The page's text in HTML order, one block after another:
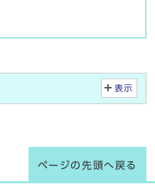
表示
ページの先頭へ戻る